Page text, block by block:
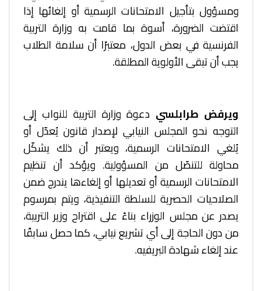
ومسؤول بتأجيل الامتحانات الرسمية أو إلغائها إذا
اقتضت الضرورة، أسوة بما قامت به وزارة التربية
الفرنسية في بعض الدول، معتبرًا أن سلامة الطلاب
يجب أن تبقى الأولوية المطلقة.
ويرفض طرابلسي دعوة وزارة التربية للنواب إلى
التوجه نحو المجلس النيابي لإصدار قانون يُعدّل أو
يُلغي الامتحانات الرسمية، ويعتبر أن ذلك يشكّل
محاولة للتنصّل من المسؤولية. ويؤكد أن تنظيم
الامتحانات الرسمية أو تعديلها أو إلغاءها يندرج ضمن
الصلاحيات الحصرية للسلطة التنفيذية، ويتم بمرسوم
يصدر عن مجلس الوزراء بناءً على اقتراح وزير التربية،
من دون الحاجة إلى أي تشريع نيابي، كما حصل سابقًا
عند إلغاء شهادة البريفيه.